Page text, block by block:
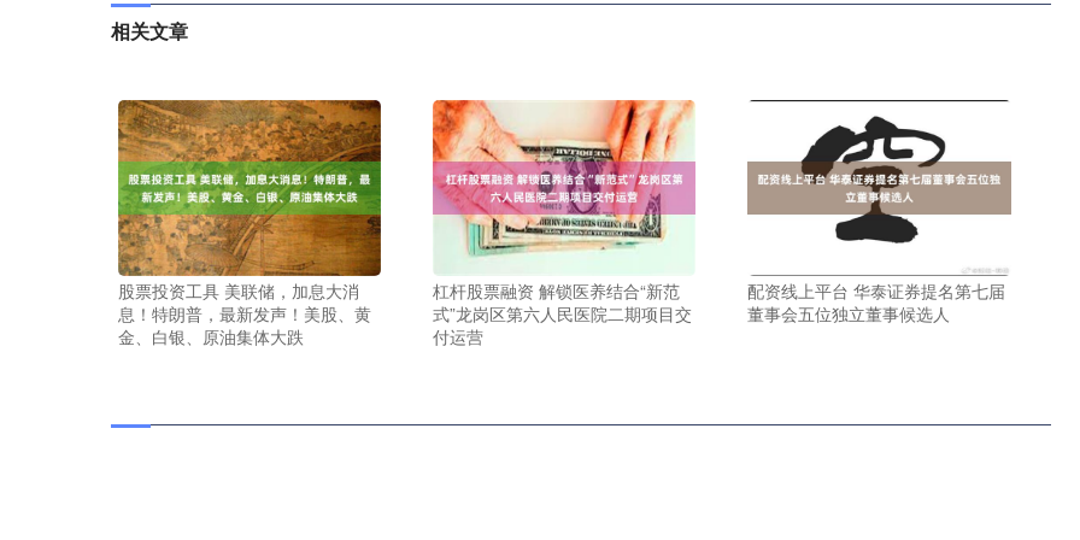
相关文章
股票投资工具 美联储，加息大消
息！特朗普，最新发声！美股、黄
金、白银、原油集体大跌
杠杆股票融资 解锁医养结合“新范
式”龙岗区第六人民医院二期项目交
付运营
配资线上平台 华泰证券提名第七届
董事会五位独立董事候选人